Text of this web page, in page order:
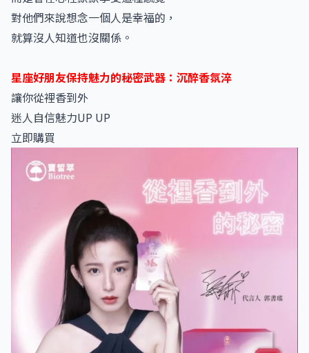
對他們來說想念一個人是幸福的，
就算沒人知道也沒關係。
星座好朋友保持魅力的秘密武器：沉醉香氛淬
讓你從裡香到外
迷人自信魅力UP UP
立即購買